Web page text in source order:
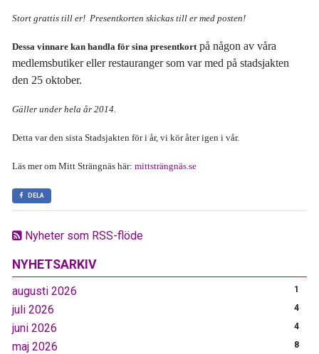
Nyheter som RSS-flöde
NYHETSARKIV
augusti 2026 1
juli 2026 4
juni 2026 4
maj 2026 8
Stort grattis till er! Presentkorten skickas till er med posten!
Dessa vinnare kan handla för sina presentkort på någon av våra
medlemsbutiker eller restauranger som var med på stadsjakten
den 25 oktober.
Gäller under hela år 2014.
Detta var den sista Stadsjakten för i år, vi kör åter igen i vår.
Läs mer om Mitt Strängnäs här: mittsträngnäs.se
DELA